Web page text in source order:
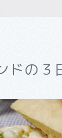
ドの３